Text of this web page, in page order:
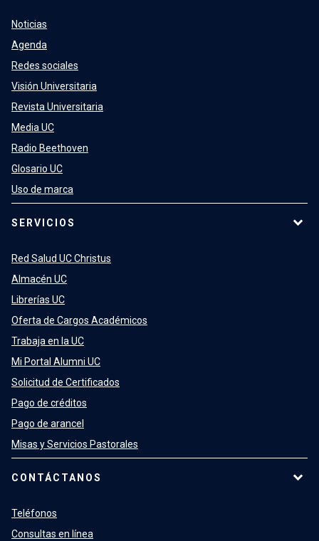
Noticias
Agenda
Redes sociales
Visión Universitaria
Revista Universitaria
Media UC
Radio Beethoven
Glosario UC
Uso de marca
SERVICIOS
Red Salud UC Christus
Almacén UC
Librerías UC
Oferta de Cargos Académicos
Trabaja en la UC
Mi Portal Alumni UC
Solicitud de Certificados
Pago de créditos
Pago de arancel
Misas y Servicios Pastorales
CONTÁCTANOS
Teléfonos
Consultas en línea